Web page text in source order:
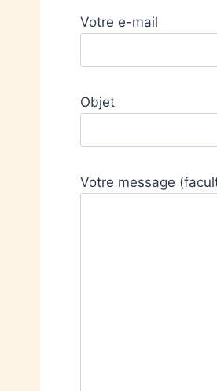
Votre e-mail
Objet
Votre message